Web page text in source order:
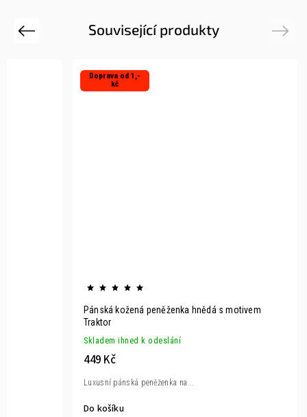
Související produkty
Previous
Doprava od 1,-
kč
Pánská kožená peněženka hnědá s motivem
Traktor
Skladem ihned k odeslání
449 Kč
Do košíku
Luxusní pánská peněženka na...
Next